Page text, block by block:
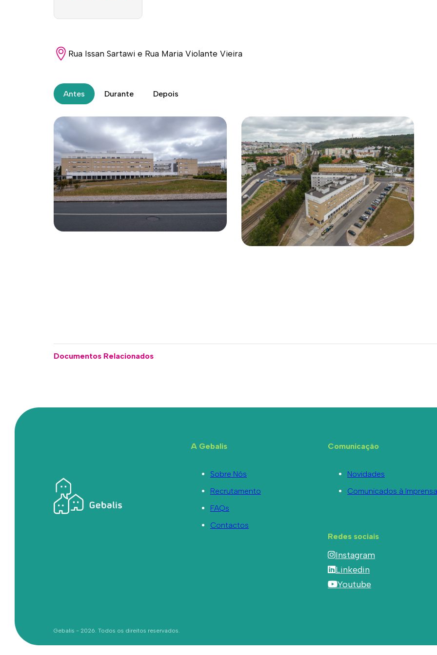
Rua Issan Sartawi e Rua Maria Violante Vieira
Antes Durante Depois
Documentos Relacionados
A Gebalis
Sobre Nós
Recrutamento
FAQs
Contactos
Comunicação
Novidades
Comunicados à Imprensa
Redes sociais
Instagram
Linkedin
Youtube
Gebalis - 2026. Todos os direitos reservados.